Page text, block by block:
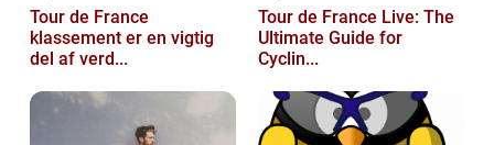
Tour de France
klassement er en vigtig
del af verd...
Tour de France Live: The
Ultimate Guide for
Cyclin...